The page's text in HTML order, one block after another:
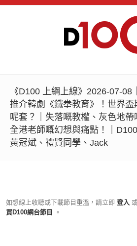
《D100 上綱上線》2026-07-08
推介韓劇《鐵拳教育》！世界盃
呢套？｜失落嘅教權、灰色地
全港老師嘅幻想與痛點！｜
黃冠斌、禮賢同學、Jack
如想線上收聽或下載節目重溫，請立即 登入
買D100網台節目
。